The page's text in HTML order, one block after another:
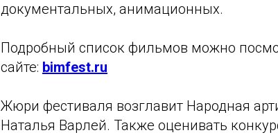
документальных, анимационных.
Подробный список фильмов можно
сайте: bimfest.ru
Жюри фестиваля возглавит Народная
Наталья Варлей. Также оценивать